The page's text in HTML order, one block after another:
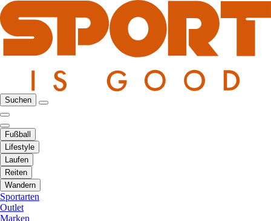
Suchen
Fußball
Lifestyle
Laufen
Reiten
Wandern
Sportarten
Outlet
Marken